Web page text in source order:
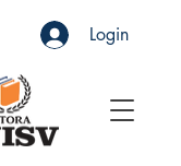
Login